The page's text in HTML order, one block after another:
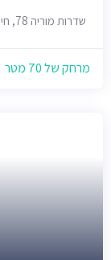
שדרות מוריה 78, חיפה, 3461307
מרחק של 70 מטר